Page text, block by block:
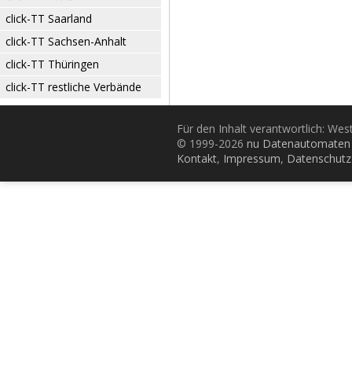
click-TT Saarland
click-TT Sachsen-Anhalt
click-TT Thüringen
click-TT restliche Verbände
Für den Inhalt verantwortlich:
© 1999-2026 nu
Kontakt, Impressum, Datenschutz